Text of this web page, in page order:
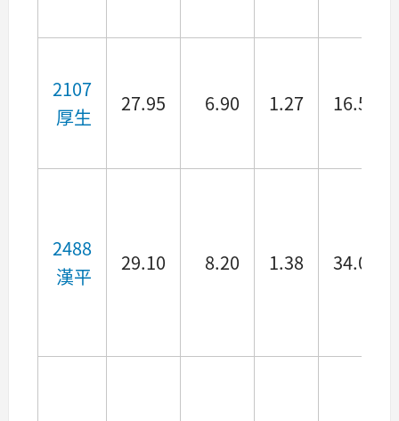
2107
厚生
27.95 6.90 1.27 16.52
2488
漢平
29.10 8.20 1.38 34.06